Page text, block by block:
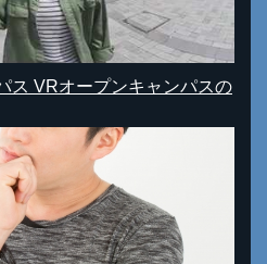
ス VRオープンキャンパスの